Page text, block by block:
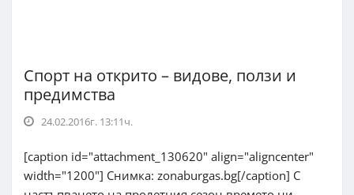
Спорт на открито – видове, ползи и
предимства
24.02.2016г. 13:11ч.
[caption id="attachment_130620" align="aligncenter"
width="1200"] Снимка: zonaburgas.bg[/caption] С